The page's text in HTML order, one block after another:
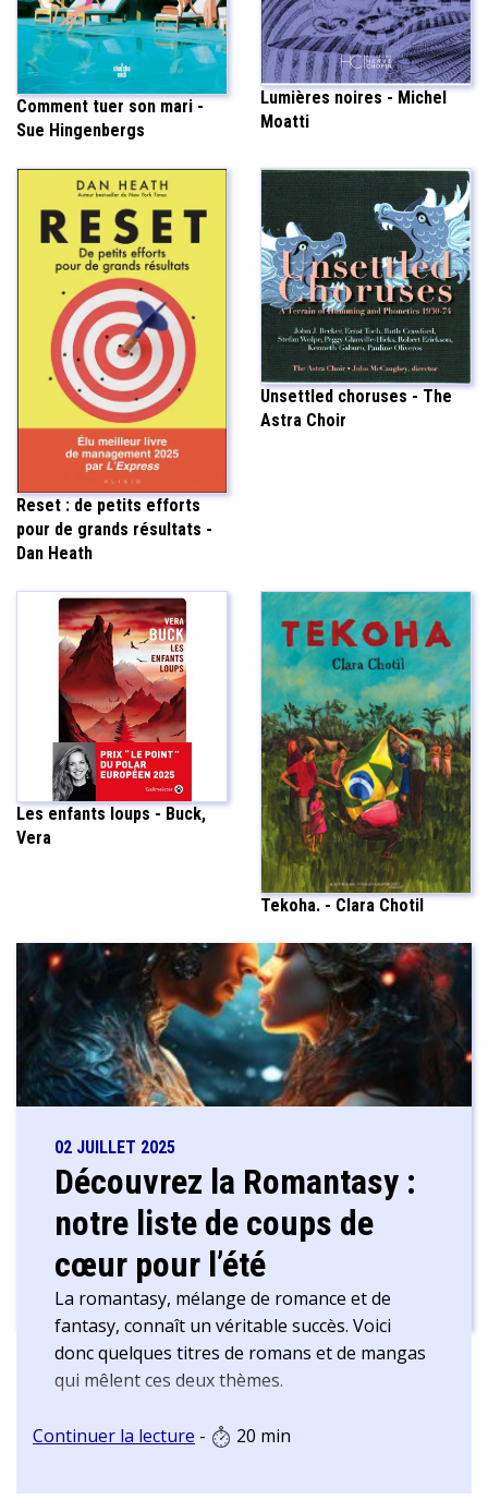
Comment tuer son mari -
Sue Hingenbergs
Lumières noires - Michel
Moatti
Reset : de petits efforts
pour de grands résultats -
Dan Heath
Unsettled choruses - The
Astra Choir
Les enfants loups - Buck,
Vera
Tekoha. - Clara Chotil
02 JUILLET 2025
Découvrez la Romantasy :
notre liste de coups de
cœur pour l’été
La romantasy, mélange de romance et de
fantasy, connaît un véritable succès. Voici
donc quelques titres de romans et de mangas
qui mêlent ces deux thèmes.
Continuer la lecture - 20 min